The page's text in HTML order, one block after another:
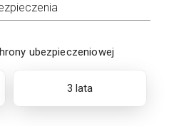
ubezpieczeniowej
3 lata